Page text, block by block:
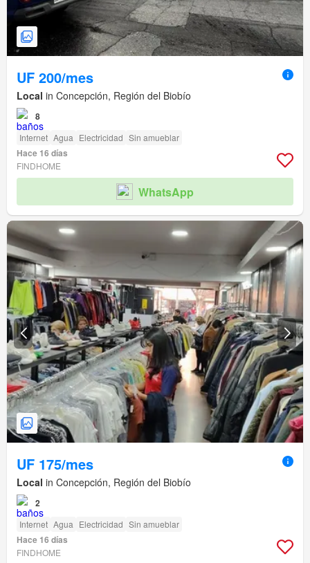
UF 200/mes
Local in Concepción, Región del Biobío
8
Internet Agua Electricidad Sin amueblar
Hace 16 días
FINDHOME
WhatsApp
UF 175/mes
Local in Concepción, Región del Biobío
2
Internet Agua Electricidad Sin amueblar
Hace 16 días
FINDHOME